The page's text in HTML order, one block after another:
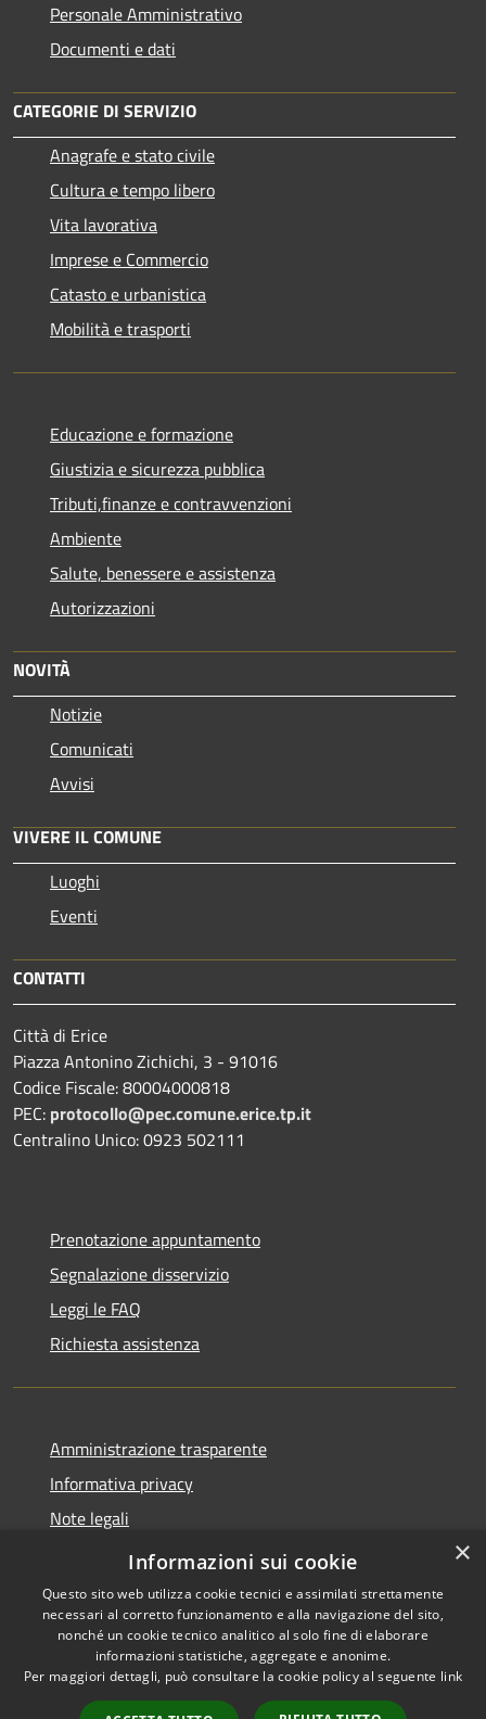
Personale Amministrativo
Documenti e dati
CATEGORIE DI SERVIZIO
Anagrafe e stato civile
Cultura e tempo libero
Vita lavorativa
Imprese e Commercio
Catasto e urbanistica
Mobilità e trasporti
Educazione e formazione
Giustizia e sicurezza pubblica
Tributi,finanze e contravvenzioni
Ambiente
Salute, benessere e assistenza
Autorizzazioni
NOVITÀ
Notizie
Comunicati
Avvisi
VIVERE IL COMUNE
Luoghi
Eventi
CONTATTI
Città di Erice
Piazza Antonino Zichichi, 3 - 91016
Codice Fiscale: 80004000818
PEC: protocollo@pec.comune.erice.tp.it
Centralino Unico: 0923 502111
Prenotazione appuntamento
Segnalazione disservizio
Leggi le FAQ
Richiesta assistenza
Amministrazione trasparente
Informativa privacy
Note legali
Dichiarazione di accessibilità
Accessibilità
Copyright © 2026 • Città di
Erice • Powered by
×
Informazioni sui cookie
Questo sito web utilizza cookie tecnici e assimilati strettamente
necessari al corretto funzionamento e alla navigazione del sito,
nonché un cookie tecnico analitico al solo fine di elaborare
informazioni statistiche, aggregate e anonime.
Per maggiori dettagli, può consultare la cookie policy al seguente link